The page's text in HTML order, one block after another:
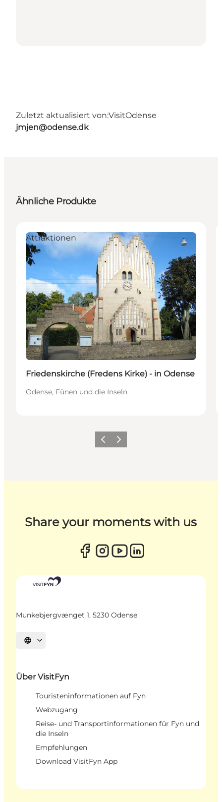
Zuletzt aktualisiert von:VisitOdense
jmjen@odense.dk
Ähnliche Produkte
Attraktionen
Friedenskirche (Fredens Kirke) - in Odense
Odense, Fünen und die Inseln
ZurückWeiter
Share your moments with us
Munkebjergvænget 1, 5230 Odense
Sprache auswählen
Über VisitFyn
Touristeninformationen auf Fyn
Webzugang
Reise- und Transportinformationen für Fyn und
die Inseln
Empfehlungen
Download VisitFyn App